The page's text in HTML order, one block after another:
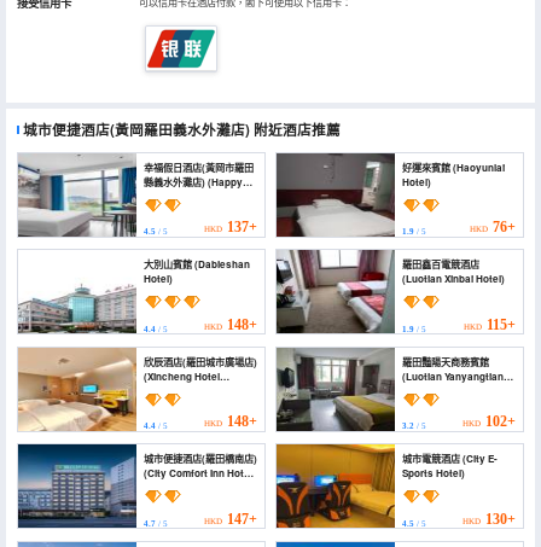
接受信用卡
城市便捷酒店(黃岡羅田義水外灘店) 附近酒店推薦
幸福假日酒店(黃岡市羅田
縣義水外灘店) (Happy
Holiday Hotel
(Huanggang Luotian
Yishui Bund Branch))
4.5 / 5 HKD 137+
好運來賓館 (Haoyunlai
Hotel)
1.9/ 5 HKD 76+
大別山賓館 (Dabieshan
Hotel)
4.4 / 5 HKD 148+
羅田鑫百電競酒店
(Luotian Xinbai Hotel)
1.9/ 5 HKD 115+
欣辰酒店(羅田城市廣場店)
(Xincheng Hotel
(Luotian City Plaza))
4.4 / 5 HKD 148+
羅田豔陽天商務賓館
(Luotian Yanyangtian
Business Hotel)
3.2/ 5 HKD 102+
城市便捷酒店(羅田橋南店)
(City Comfort Inn Hotel
(Luotian County South
Bridge))
4.7 / 5 HKD 147+
城市電競酒店 (City E-
Sports Hotel)
4.5/ 5 HKD 130+